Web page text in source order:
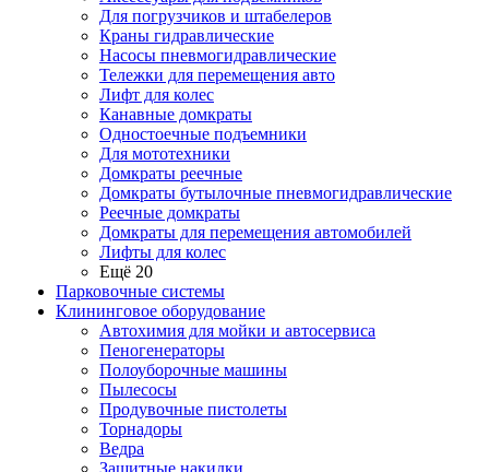
Для погрузчиков и штабелеров
Краны гидравлические
Насосы пневмогидравлические
Тележки для перемещения авто
Лифт для колес
Канавные домкраты
Одностоечные подъемники
Для мототехники
Домкраты реечные
Домкраты бутылочные пневмогидравлические
Реечные домкраты
Домкраты для перемещения автомобилей
Лифты для колес
Ещё 20
Парковочные системы
Клининговое оборудование
Автохимия для мойки и автосервиса
Пеногенераторы
Полоуборочные машины
Пылесосы
Продувочные пистолеты
Торнадоры
Ведра
Защитные накидки